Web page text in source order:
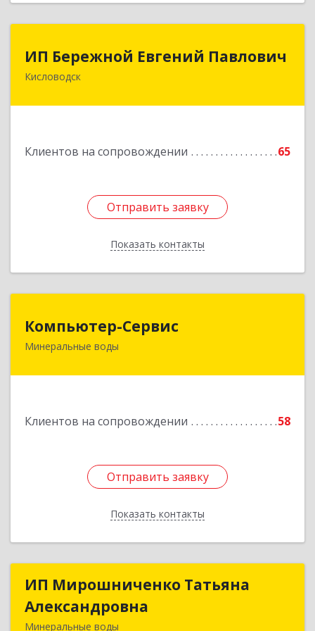
ИП Бережной Евгений Павлович
Кисловодск
Клиентов на сопровождении 65
Отправить заявку
Показать контакты
ИП Бережной Евгений Павлович
357748, Ставропольский край, Кисловодск г,
Отправить заявку
Назад
Компьютер-Сервис
Минеральные воды
Клиентов на сопровождении 58
Отправить заявку
Показать контакты
357202, Ставропольский край, Минеральные
Отправить заявку
Назад
ИП Мирошниченко Татьяна
Александровна
Минеральные воды
ИП Мирошниченко Татьяна